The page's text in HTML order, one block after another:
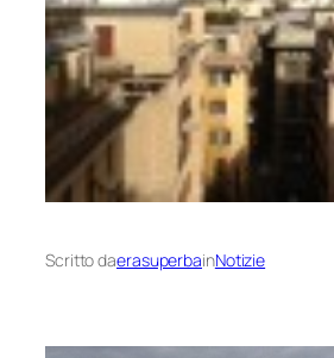
Scritto daerasuperbainNotizie